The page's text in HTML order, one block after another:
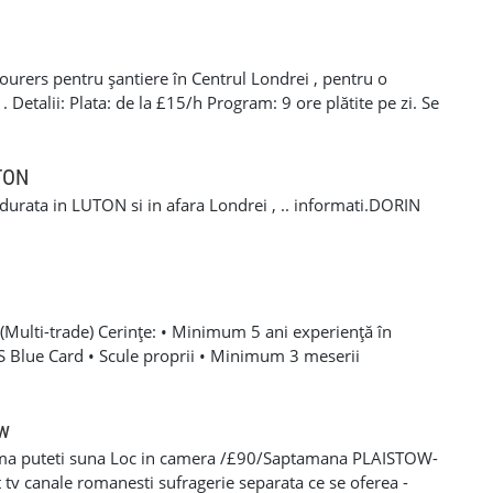
LIMITED
tarifului la locul actual de munca. Telefon / SMS /
nu raspundem imediat, trimiteti un mesaj scurt cu
incepe. Optional, puteti completa formularul din
Toni Timis & Daniel Timis T&D GLAZING AND
pentru șantiere în Centrul Londrei , pentru o
Plata: de la £15/h Program: 9 ore plătite pe zi. Se
de a lucra în weekend. Cerințe: CSCS Card. Drept de
254793 Mihai 📞 +44 7393 943242 Stefan
in LUTON si in afara Londrei , .. informati.DORIN
trade) Cerințe: • Minimum 5 ani experiență în
Blue Card • Scule proprii • Minimum 3 meserii
experiență solidă în mai multe domenii din construcții •
B valabil • Mijloc de transport propriu
oferă: • Salariu atractiv, în funcție de experiență și
Diurnă / plată transport • Suport tehnic continuu și
puteti suna Loc in camera /£90/Saptamana PLAISTOW-
canale romanesti sufragerie separata ce se oferea -